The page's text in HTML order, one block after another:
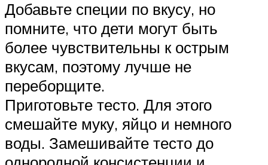
Добавьте специи по вкусу, но
помните, что дети могут быть
более чувствительны к острым
вкусам, поэтому лучше не
переборщите.
Приготовьте тесто. Для этого
смешайте муку, яйцо и немного
воды. Замешивайте тесто до